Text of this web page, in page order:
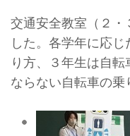
交通安全教室（２・
した。各学年に応
り方、３年生は自
ならない自転車の乗